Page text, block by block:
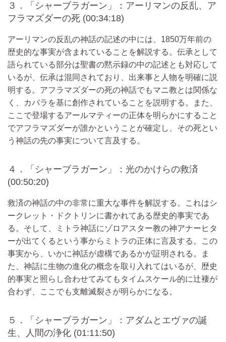
３．「シャーブラガーン」：アーリマンの反乱、ア
フラマズダーの死 (00:34:18)
アーリマンの反乱の神話の記述の中には、1850万年前の
歴史的な事実が含まれていることを解説する。伝承として
語られている部分は聖書の黙示録の中の記述とも対応して
いるが、伝承は混同されており、出来事と人物を明確に説
明する。アフラマズダーの死の神話でもマニ教とは関係な
く、カバラを基に創作されていることを説明する。また、
ここで登場するアールマティーの正体を明らかにすること
でアフラマズダーが誰かということが確定し、その死とい
う神話の先の事実について言及する。
４．「シャーブラガーン」：光のかけらの救済
(00:50:20)
救済の神話の中の非常に重大な事件を解説する。これはシ
ークレット・ドクトリンに書かれてある歴史的事実であ
る。そして、ミトラ神話にゾロアスター教の神アナーヒタ
ーが出てくるという事からミトラの正体に言及する。この
事実から、いかに神話が虚構であるかが証明される。ま
た、神話に生物の進化の概念を取り入れてはいるが、歴史
的事実と照らし合わせてみてもタイムスケール的に辻褄が
合わず、ここでも支離滅裂さが明らかになる。
５．「シャーブラガーン」：アダムとエヴァの誕
生、人間の浄化 (01:11:50)